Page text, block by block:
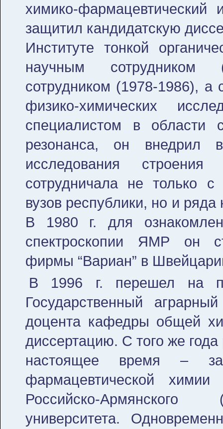
химико-
защитил кандидатскую
Институте тонкой
научным сотрудником
сотрудником (1978-1986),
физико-химических
специалистом в области
резонанса, он внедрил
исследования
сотрудничала не только с
вузов республики, но и
В 1980 г. для
спектроскопии ЯМР он
фирмы “Вариан” в
В 1996 г. перешел на
Государственный
доцента кафедры общей
диссертацию. С того же
настоящее время –
фармацевтической химии
Российско-Армянского
университета.